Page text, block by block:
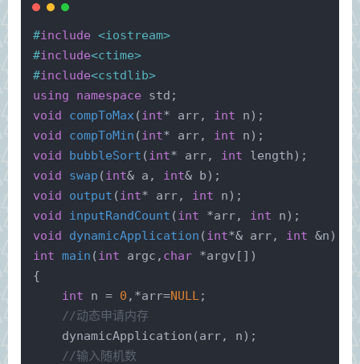
#include <iostream>
#include<ctime>
#include<cstdlib>
using
namespace std;
void
compToMax (int* arr, int n) ;
void
compToMin (int* arr, int n) ;
void
bubbleSort (int* arr, int length) ;
void
swap (int& a, int& b) ;
void
output (int* arr, int n) ;
void
inputRandCount (int *arr, int n) ;
void
dynamicApplication (int*& arr, int &n)
int main (int argc, char *argv[])
{
int n = 0 ,*arr=NULL;
//动态申请内存
dynamicApplication (arr, n);
//输入随机数